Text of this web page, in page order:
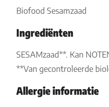
Biofood Sesamzaad
Ingrediënten
SESAMzaad**. Kan
**Van gecontroleerde
Allergie informatie